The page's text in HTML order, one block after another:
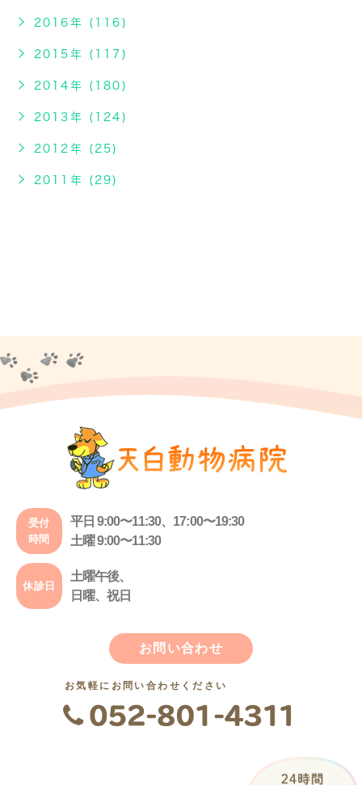
2016年 (116)
2015年 (117)
2014年 (180)
2013年 (124)
2012年 (25)
2011年 (29)
受付
時間
平日 9:00〜11:30、17:00〜19:30
土曜 9:00〜11:30
休診日
土曜午後、
日曜、祝日
お問い合わせ
お気軽にお問い合わせください